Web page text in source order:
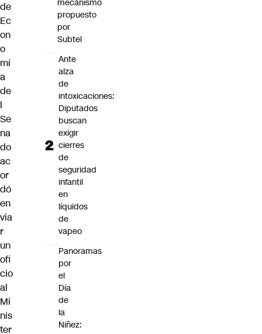
de
Ec
on
o
mí
a
de
l
Se
na
do
ac
or
dó
en
via
r
un
ofi
cio
al
Mi
nis
ter
mecanismo
propuesto
por
Subtel
Ante
alza
de
intoxicaciones:
Diputados
buscan
exigir
cierres
de
seguridad
infantil
en
líquidos
de
vapeo
Panoramas
por
el
Día
de
la
Niñez: